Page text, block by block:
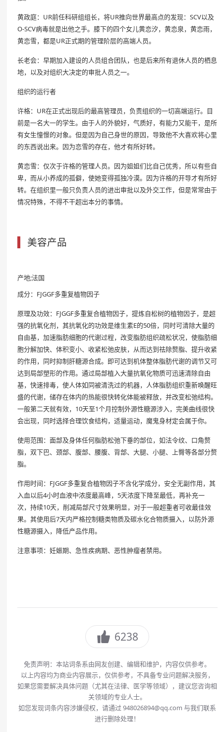
黄政庭：UR前任科研组组长，将UR推向世界最高点的发现：SCV以及
O-SCV病毒就是出他之手。膝下的四个女儿黄恋汐，黄恋泉，黄恋雨，
黄恋雪，都是UR正式期的管理阶层的高端人员。
长老会：早期加入建设的人员组合团队，也是后来所有退休人员的栖息
地，以及对组织大决定的审批人员之一。
组织的运行者
许格：UR在正式出现后的最高管理员，负责组织的一切高端运行。目
前是一名大一的学生。由于人的外貌好，气质好，有能力又能干，是所
有女生憧憬的对象。但是因为自己身世的原因，导致他不大喜欢将心里
的东西说出来。因为恋雪的存在，他才有所好转。
黄恋雪：仅次于许格的管理人员。因为姐姐们比自己优秀，所以有些自
卑，而从小养成的孤僻，使她变得孤独冷漠。因为许格的开导才有所好
转。在组织里一般只负责人员的进出审批以及外交工作，但是常常由于
情况特殊，不得不干超出本分的事情。
美容产品
产地;法国
成分：FJGGF多重复植物因子
原理及功效：FJGGF多重复合植物因子，提炼自松树的植物因子，是超
强的抗氧化剂，其抗氧化的功效是维生素E的50倍，同时可清除大量的
自由基，加速脂肪细胞的代谢过程，改变脂肪组织疏松状况，使脂肪细
胞分解加快、体积变小、收紧松弛皮肤，从而达到祛除赘脂、提升收紧
的作用，同时抑制肝糖源合成。即可达到机体整体脂肪代谢的调节又可
达到局部塑形的作用。通过局部植入大量抗氧化物质可迅速清除自由
基，快速排毒，使人体如同被清洗过的机器，人体脂肪组织重新唤醒旺
盛的代谢，储存在体内的热能很快转化体能被释放，并改变松弛结构。
一般第二天就有效，10天至1个月控制外源性糖源涉入，完美曲线很快
会出现，同时选择合理饮食结构，适量运动，魔鬼身材定会属于你。
使用范围：面部及身体任何脂肪松弛下垂的部位，如法令纹、口角赘
脂，双下巴、颈部、腹部、腰腹、背部、大腿、小腿、上臀等各部分赘
脂。
作用时间：FJGGF多重复合植物因子不含化学成分，安全无副作用，其
入血以后4小时血液中浓度最高峰，5天浓度下降至最低，再补充一
次，持续10天，削减局部尺寸效果明显，对于一般超重者可收最佳效
果。其使用后7天内严格控制糖类物质及碳水化合物质摄入，以防外源
性糖源摄入，降低产品作用。
注意事项：妊娠期、急性疾病期、恶性肿瘤者禁用。
6238
免责声明：本站词条系由网友创建、编辑和维护，内容仅供参考。
以上内容均为商业内容展示，仅供参考，不具备专业问题解决服务，
如果您需要解决具体问题（尤其在法律、医学等领域），建议您咨询相
关领域的专业人士。
如您发现词条内容涉嫌侵权，请通过 948026894@qq.com 与我们联系
进行删除处理！